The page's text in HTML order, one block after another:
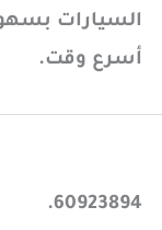
السيارات
أسرع وقت.
60923894.